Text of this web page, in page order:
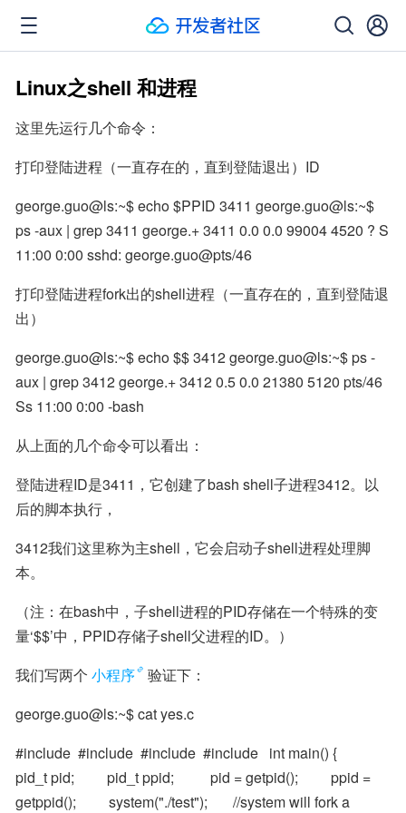
Linux之shell 和进程
这里先运行几个命令：
打印登陆进程（一直存在的，直到登陆退出）ID
george.guo@ls:~$ echo $PPID 3411 george.guo@ls:~$
ps -aux | grep 3411 george.+ 3411 0.0 0.0 99004 4520 ? S
11:00 0:00 sshd: george.guo@pts/46
打印登陆进程fork出的shell进程（一直存在的，直到登陆退
出）
george.guo@ls:~$ echo $$ 3412 george.guo@ls:~$ ps -
aux | grep 3412 george.+ 3412 0.5 0.0 21380 5120 pts/46
Ss 11:00 0:00 -bash
从上面的几个命令可以看出：
登陆进程ID是3411，它创建了bash shell子进程3412。以
后的脚本执行，
3412我们这里称为主shell，它会启动子shell进程处理脚
本。
（注：在bash中，子shell进程的PID存储在一个特殊的变
量‘$$’中，PPID存储子shell父进程的ID。）
我们写两个 小程序
验证下：
george.guo@ls:~$ cat yes.c
#include  #include  #include  #include   int main() {
pid_t pid;         pid_t ppid;          pid = getpid();         ppid =
getppid();         system("./test");       //system will fork a